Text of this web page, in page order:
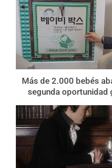
Más de 2.000 bebés
segunda oportunidad